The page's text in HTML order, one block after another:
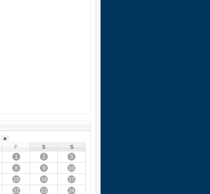
»
F S
S
1
2
3
8 9
10
15 16
17
22 23
24